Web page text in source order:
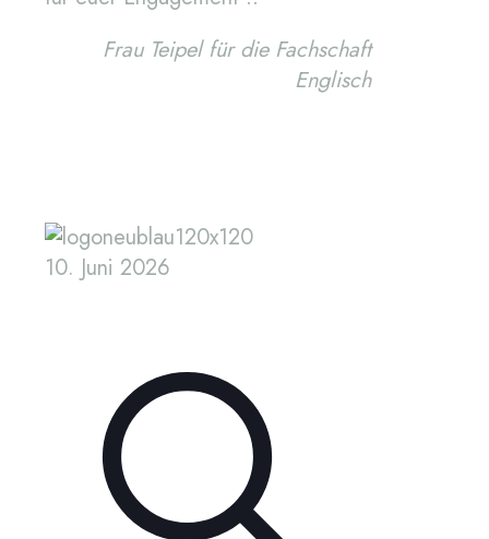
Frau Teipel für die Fachschaft
Englisch
10. Juni 2026